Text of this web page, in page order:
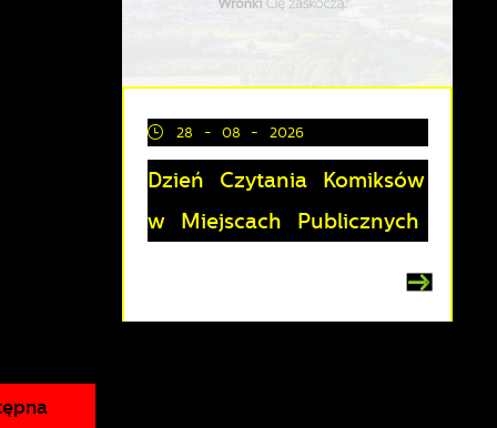
28 - 08 - 2026
Dzień Czytania Komiksów
w Miejscach Publicznych